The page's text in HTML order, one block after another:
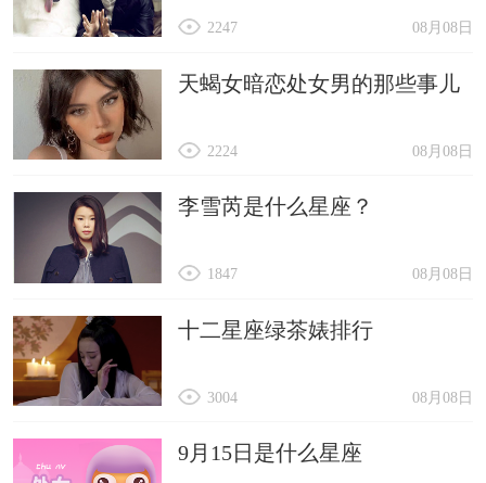
08月08日
2247
天蝎女暗恋处女男的那些事儿
08月08日
2224
李雪芮是什么星座？
08月08日
1847
十二星座绿茶婊排行
08月08日
3004
9月15日是什么星座